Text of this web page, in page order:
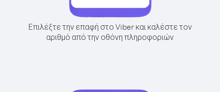
Επιλέξτε την επαφή στο Viber και καλέστε τον
αριθμό από την οθόνη πληροφοριών